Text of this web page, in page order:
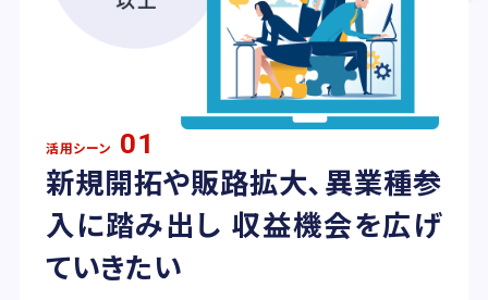
活用シーン 01
新規開拓や販路拡大、異業種参
入に踏み出し 収益機会を広げ
ていきたい